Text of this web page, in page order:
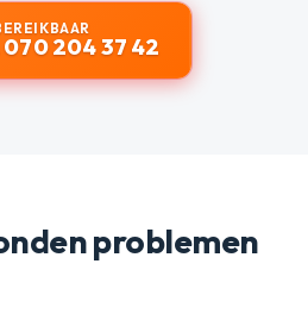
070 204 37 42
problemen